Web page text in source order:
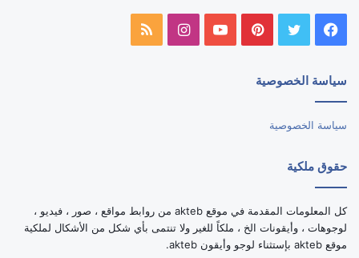
فيسبوك تويتر بينتيريستيوتيوبانستقرامملخص
سياسة الخصوصية
سياسة الخصوصية
حقوق ملكية
كل المعلومات المقدمة في موقع akteb من روابط مواقع ، صور ، فيديو ،
لوجوهات ، وأيقونات الخ ، ملكاً للغير ولا تنتمى بأي شكل من الأشكال لملكية
موقع akteb بإستثناء لوجو وأيقون akteb.